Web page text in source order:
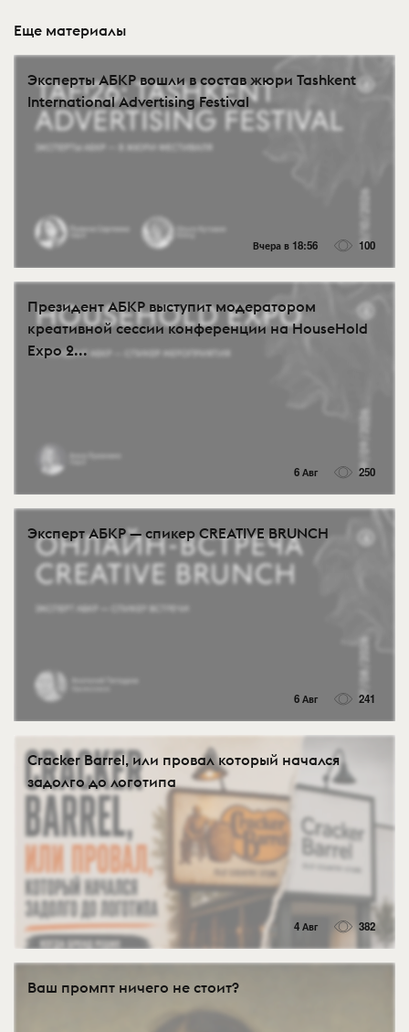
Еще материалы
Эксперты АБКР вошли в состав жюри Tashkent
International Advertising Festival
Вчера в 18:56 100
Президент АБКР выступит модератором
креативной сессии конференции на HouseHold
Expo 2...
6 Авг 250
Эксперт АБКР — спикер CREATIVE BRUNCH
6 Авг 241
Cracker Barrel, или провал который начался
задолго до логотипа
4 Авг 382
Ваш промпт ничего не стоит?